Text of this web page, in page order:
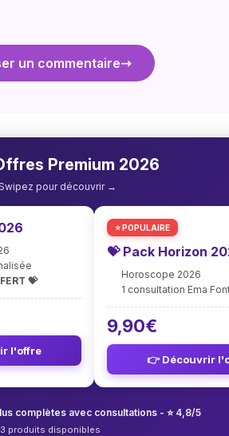
un commentaire
Premium 2026
pour découvrir →
💝
l'offre
⭐ POPULAIRE
💝 Pack Horizon
Horoscope 2026
1 consultation Ema
9,90€
👉 Découvrir
complètes avec consultations - ⭐ 4,8/5
3 produits disponibles